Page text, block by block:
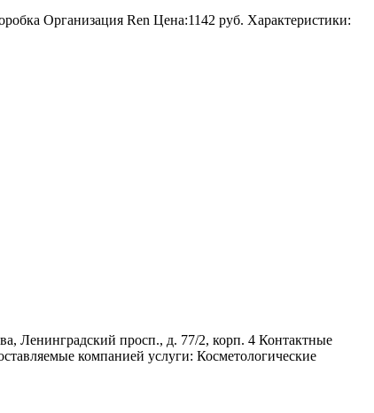
Организация Ren Цена:1142 руб. Характеристики:
просп., д. 77/2, корп. 4 Контактные
компанией услуги: Косметологические